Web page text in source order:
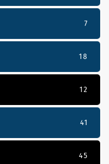
7
18
12
41
45